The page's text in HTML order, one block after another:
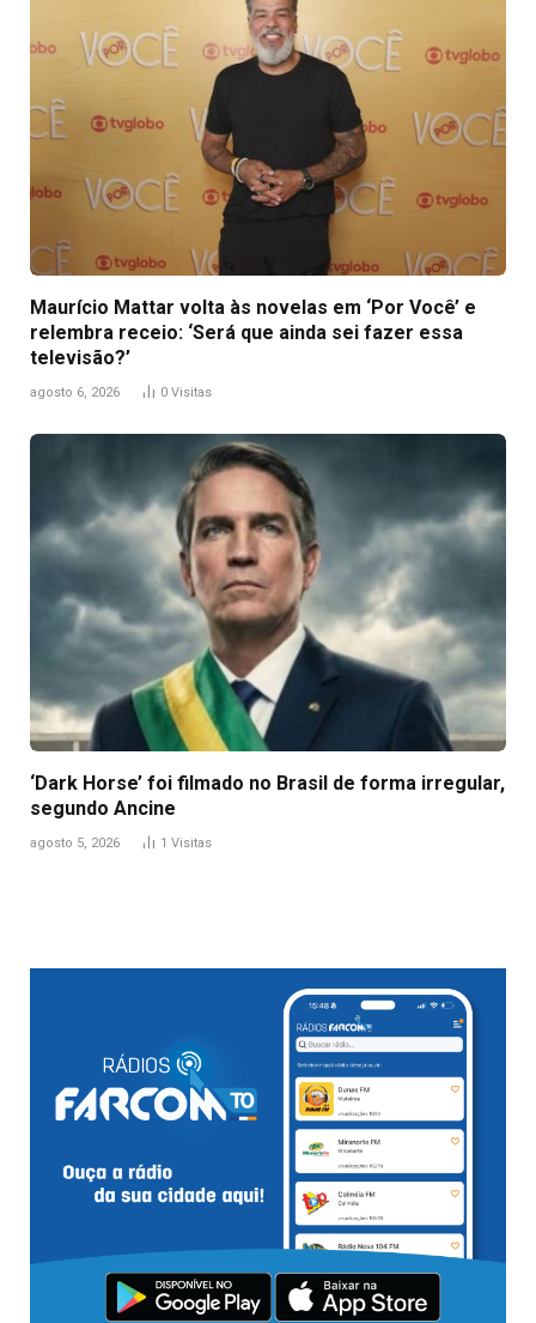
Maurício Mattar volta às novelas em ‘Por Você’ e
relembra receio: ‘Será que ainda sei fazer essa
televisão?’
agosto 6, 2026 0 Visitas
‘Dark Horse’ foi filmado no Brasil de forma irregular,
segundo Ancine
agosto 5, 2026 1 Visitas